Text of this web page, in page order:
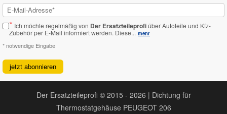
* Ich möchte regelmäßig von Der Ersatzteileprofiüber Autoteile und Kfz-
Zubehör per E-Mail informiert werden. Diese... mehr
* notwendige Eingabe
jetzt abonnieren
Der Ersatzteileprofi © 2015 - 2026 | Dichtung für
Thermostatgehäuse PEUGEOT 206